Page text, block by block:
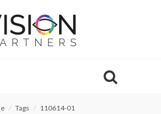
Tags 110614-01